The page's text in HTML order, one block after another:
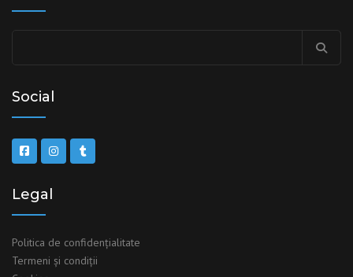
Social
Legal
Politica de confidențialitate
Termeni şi condiţii